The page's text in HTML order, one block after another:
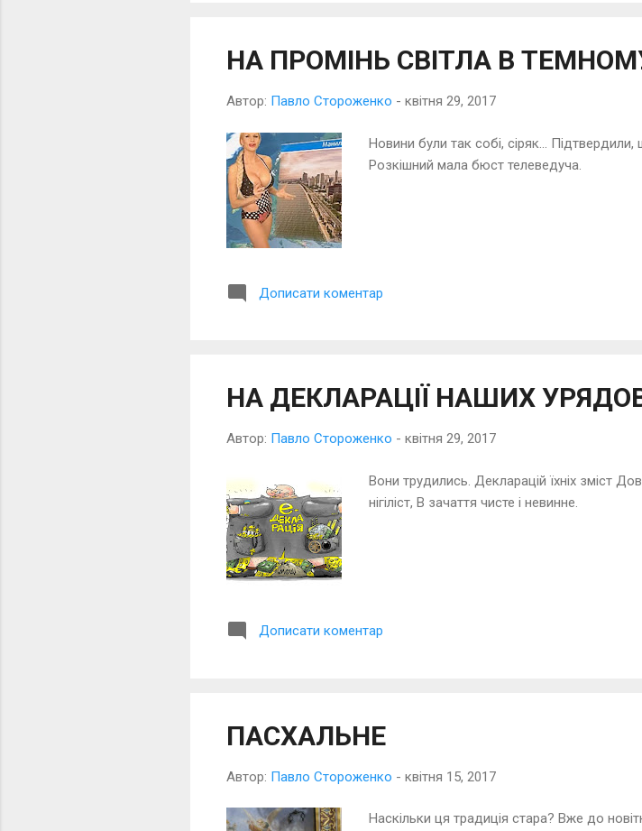
НА ПРОМІНЬ СВІТЛА В
Автор: Павло Стороженко - квітня 29, 2017
Новини були так собі, сіряк…
Розкішний мала бюст телеведуча.
Дописати коментар
НА ДЕКЛАРАЦІЇ НАШИХ
Автор: Павло Стороженко - квітня 29, 2017
Вони трудились. Декларацій їхніх зміст
нігіліст, В зачаття чисте і невинне.
Дописати коментар
ПАСХАЛЬНЕ
Автор: Павло Стороженко - квітня 15, 2017
Наскільки ця традиція стара? Вже до